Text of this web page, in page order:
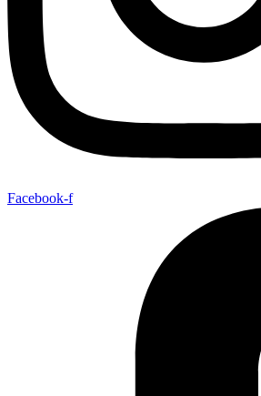
Facebook-f